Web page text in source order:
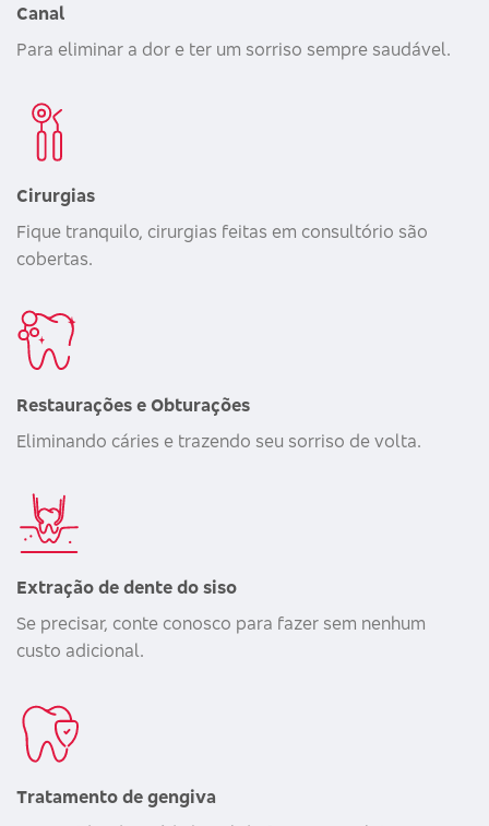
Canal
Para eliminar a dor e ter um sorriso sempre saudável.
Cirurgias
Fique tranquilo, cirurgias feitas em consultório são
cobertas.
Restaurações e Obturações
Eliminando cáries e trazendo seu sorriso de volta.
Extração de dente do siso
Se precisar, conte conosco para fazer sem nenhum
custo adicional.
Tratamento de gengiva